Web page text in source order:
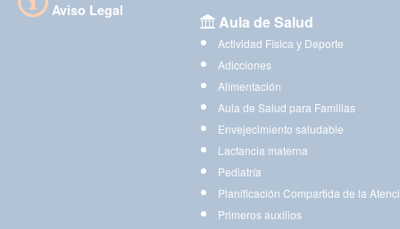
Aviso Legal
Aula de Salud
Actividad Física y Deporte
Adicciones
Alimentación
Aula de Salud para Familias
Envejecimiento saludable
Lactancia materna
Pediatría
Planificación Compartida de la
Primeros auxilios